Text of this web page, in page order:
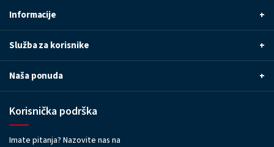
Informacije +
Služba za korisnike +
Naša ponuda +
Korisnička podrška
Imate pitanja? Nazovite nas na